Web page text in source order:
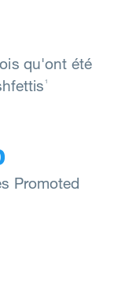
qu'ont été
1
Promoted